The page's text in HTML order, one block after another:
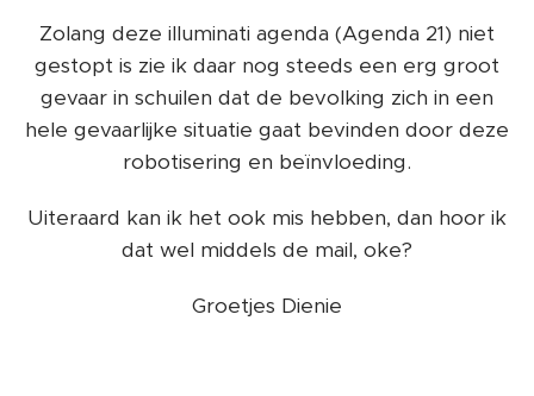
Zolang deze illuminati agenda (Agenda 21) niet
gestopt is zie ik daar nog steeds een erg groot
gevaar in schuilen dat de bevolking zich in een
hele gevaarlijke situatie gaat bevinden door deze
robotisering en beïnvloeding.
Uiteraard kan ik het ook mis hebben, dan hoor ik
dat wel middels de mail, oke?
Groetjes Dienie